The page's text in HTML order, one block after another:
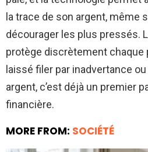
la trace de son argent, même
décourager les plus pressés.
protège discrètement chaque
laissé filer par inadvertance
argent, c’est déjà un premier
financière.
MORE FROM: SOCIÉTÉ